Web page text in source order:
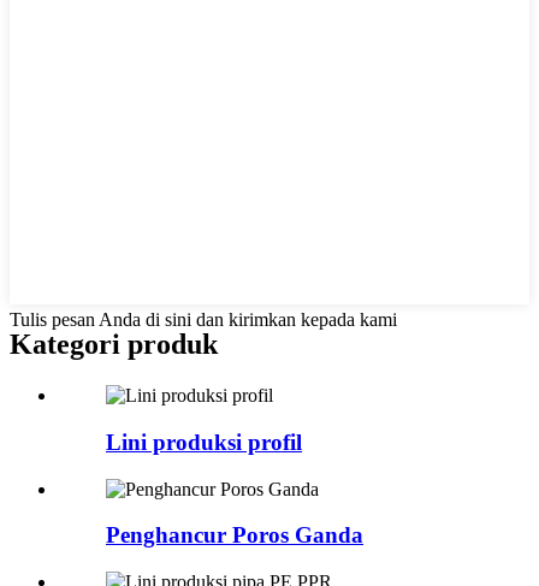
Tulis pesan Anda di sini dan kirimkan kepada kami
Kategori produk
Lini produksi profil
Penghancur Poros Ganda